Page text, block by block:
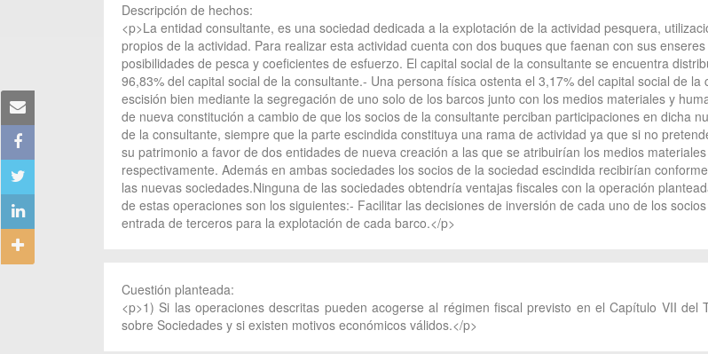
Descripción de hechos:
<p>La entidad consultante, es una sociedad dedicada a la explotación de la actividad pesquera,
propios de la actividad. Para realizar esta actividad cuenta con dos buques que faenan con sus
posibilidades de pesca y coeficientes de esfuerzo. El capital social de la consultante se encuentra
96,83% del capital social de la consultante.- Una persona física ostenta el 3,17% del capital social de
escisión bien mediante la segregación de uno solo de los barcos junto con los medios materiales y
de nueva constitución a cambio de que los socios de la consultante perciban participaciones en dicha
de la consultante, siempre que la parte escindida constituya una rama de actividad ya que si no
su patrimonio a favor de dos entidades de nueva creación a las que se atribuirían los medios
respectivamente. Además en ambas sociedades los socios de la sociedad escindida recibirían
las nuevas sociedades.Ninguna de las sociedades obtendría ventajas fiscales con la operación
de estas operaciones son los siguientes:- Facilitar las decisiones de inversión de cada uno de los
entrada de terceros para la explotación de cada barco.</p>
Cuestión planteada:
<p>1) Si las operaciones descritas pueden acogerse al régimen fiscal previsto en el Capítulo VII
sobre Sociedades y si existen motivos económicos válidos.</p>